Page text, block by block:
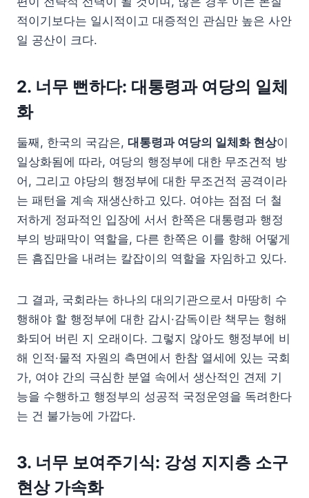
적이기보다는 일시적이고 대증적인 관심만 높은 사안
일 공산이 크다.
2. 너무 뻔하다: 대통령과 여당의 일체
화
둘째, 한국의 국감은, 대통령과 여당의 일체화 현상이
일상화됨에 따라, 여당의 행정부에 대한 무조건적 방
어, 그리고 야당의 행정부에 대한 무조건적 공격이라
는 패턴을 계속 재생산하고 있다. 여야는 점점 더 철
저하게 정파적인 입장에 서서 한쪽은 대통령과 행정
부의 방패막이 역할을, 다른 한쪽은 이를 향해 어떻게
든 흠집만을 내려는 칼잡이의 역할을 자임하고 있다.
그 결과, 국회라는 하나의 대의기관으로서 마땅히 수
행해야 할 행정부에 대한 감시·감독이란 책무는 형해
화되어 버린 지 오래이다. 그렇지 않아도 행정부에 비
해 인적·물적 자원의 측면에서 한참 열세에 있는 국회
가, 여야 간의 극심한 분열 속에서 생산적인 견제 기
능을 수행하고 행정부의 성공적 국정운영을 독려한다
는 건 불가능에 가깝다.
3. 너무 보여주기식: 강성 지지층 소구
현상 가속화